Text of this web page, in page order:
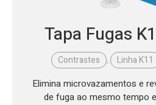
Tapa Fugas
Contrastes , Linha K11
Elimina microvazamentos e
de fuga ao mesmo tempo